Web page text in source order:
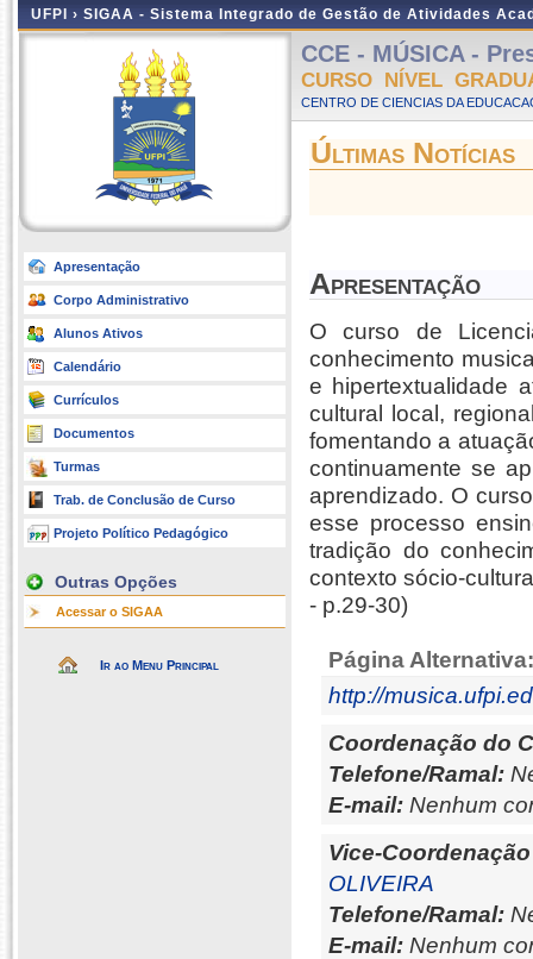
UFPI › SIGAA - Sistema Integrado de Gestão de Atividades
Apresentação
Corpo Administrativo
Alunos Ativos
Calendário
Currículos
Documentos
Turmas
Trab. de Conclusão de Curso
Projeto Político Pedagógico
Outras Opções
Acessar o SIGAA
Ir ao Menu Principal
CCE - MÚSICA -
CURSO NÍVEL
CENTRO DE CIENCIAS DA
Últimas Notícias
Apresentação
O curso de
conhecimento
e hipertextualidade
cultural local,
fomentando a
continuamente se
aprendizado. O
esse processo
tradição do
contexto sócio-
- p.29-30)
Página Alternativa:
http://
Coordenação do
Telefone/Ramal:
E-mail: Nenhum
Vice-
OLIVEIRA
Telefone/Ramal:
E-mail: Nenhum